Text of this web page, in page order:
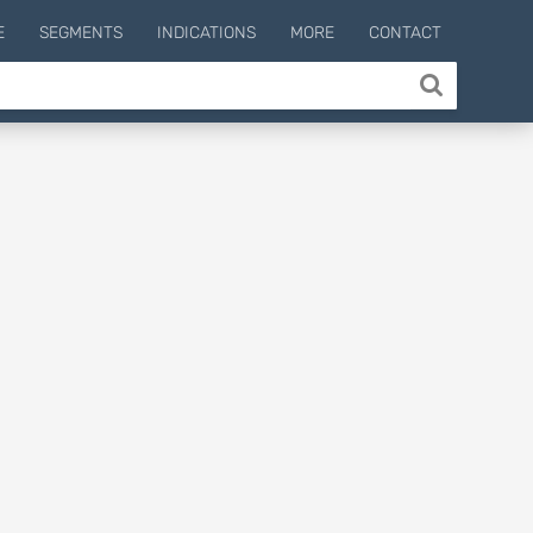
SEGMENTS INDICATIONS MORE CONTACT